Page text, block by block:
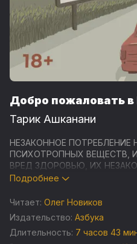
Добро пожаловать в
Тарик Ашканани
НЕЗАКОННОЕ ПОТРЕБЛЕНИЕ
ПСИХОТРОПНЫХ ВЕЩЕСТВ,
ВРЕД ЗДОРОВЬЮ, ИХ
ВЛЕЧЕТ УСТАНОВЛЕННУЮ
Купер, штат Небраска, —
городок, в который можно
ошибиться поворотом. Для
Подробнее
Читает: Олег Новиков
Издательство: Азбука
Длительность: 7 часов 43